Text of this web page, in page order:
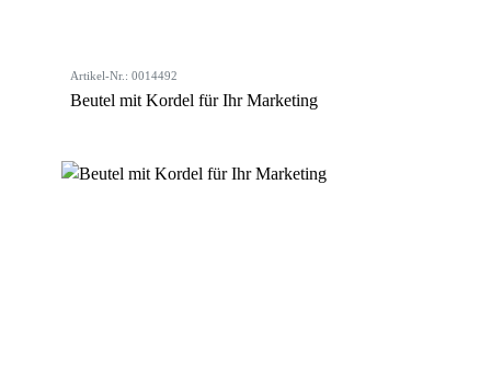
Artikel-Nr.: 0014492
Beutel mit Kordel für Ihr Marketing